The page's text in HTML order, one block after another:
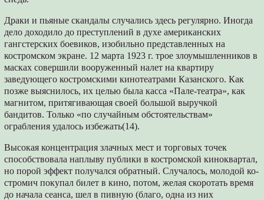
Драки и пьяные скандалы случались здесь регулярно. Иногда
дело доходило до престу­плений в духе американских
гангстерских боевиков, изобильно представленных на
костромском экране. 12 марта 1923 г. трое злоумышленников в
масках совершили во­оруженный налет на квартиру
заведующего костромскими кинотеатрами Казанского. Как
позже выяснилось, их целью была касса «Пале-театра», как
магнитом, притягивающая сво­ей большой выручкой
бандитов. Только «по случайным обстоятельствам»
ограбления уда­лось избежать(14).
Высокая концентрация злачных мест и тор­говых точек
способствовала наплыву публики в костромской киноквартал,
но порой эффект получался обратный. Случалось, молодой ко­
стромич покупал билет в кино, потом, желая скоротать время
до начала сеанса, шел в пив­ную (благо, одна из них